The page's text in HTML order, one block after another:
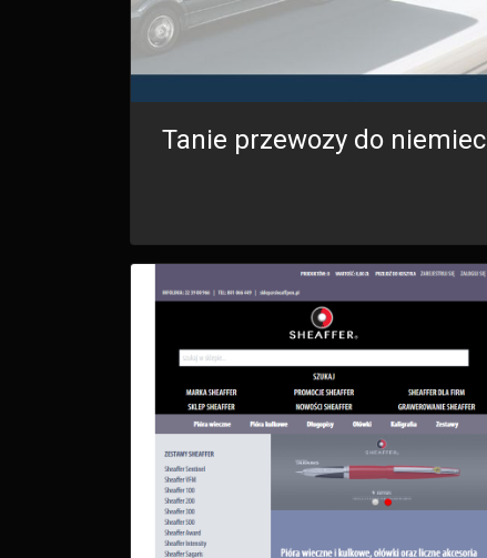
Tanie przewozy do niemiec